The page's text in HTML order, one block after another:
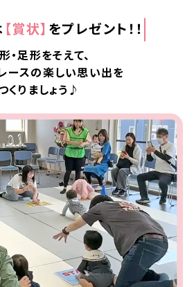
【賞状】 をプレゼント！！
・足形をそえて、
ースの楽しい思い出を
くりましょう♪